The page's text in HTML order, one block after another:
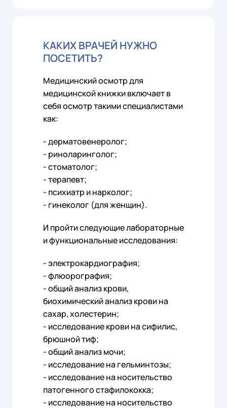
КАКИХ ВРАЧЕЙ НУЖНО
ПОСЕТИТЬ?
Медицинский осмотр для
медицинской книжки включает в
себя осмотр такими специалистами
как:
- дерматовенеролог;
- риноларинголог;
- стоматолог;
- терапевт;
- психиатр и нарколог;
- гинеколог (для женщин).
И пройти следующие лабораторные
и функциональные исследования:
- электрокардиография;
- флюорография;
- общий анализ крови,
биохимический анализ крови на
сахар, холестерин;
- исследование крови на сифилис,
брюшной тиф;
- общий анализ мочи;
- исследование на гельминтозы;
- исследование на носительство
патогенного стафилококка;
- исследование на носительство